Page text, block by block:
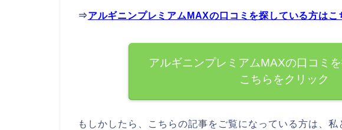
⇒アルギニンプレミアムMAXの口コミを探している方はこ
アルギニンプレミアムMAXの口コミ
こちらをクリック
もしかしたら、こちらの記事をご覧になっている方は、